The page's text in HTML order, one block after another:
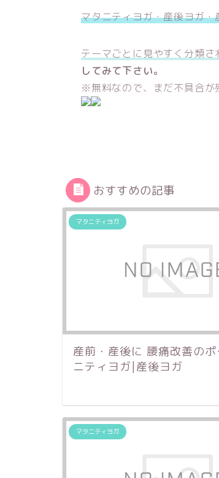
マタニティヨガ・産後ヨガ
テーマごとに見やすく分類さ
してみて下さい。
※無料なので、まだ不具合が
おすすめの記事
マタニティヨガ
産前・産後に 腰痛改善の
ニティヨガ|産後ヨガ
マタニティヨガ